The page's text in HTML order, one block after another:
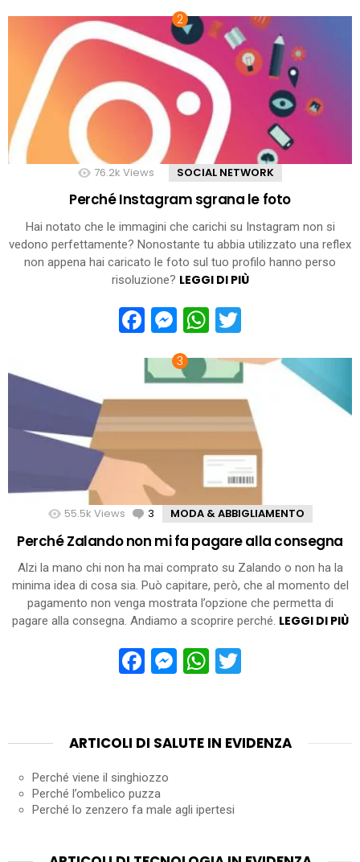
76.2k Views SOCIAL NETWORK
Perché Instagram sgrana le foto
Hai notato che le immagini che carichi su Instagram non si
vedono perfettamente? Nonostante tu abbia utilizzato una reflex
non appena hai caricato le foto sul tuo profilo hanno perso
risoluzione? LEGGI DI PIÙ
Facebook
Messenger
WhatsApp
55.5k Views 3 Comments
MODA & ABBIGLIAMENTO
Perché Zalando non mi fa pagare alla consegna
Alzi la mano chi non ha mai comprato su Zalando o non ha la
minima idea di cosa sia. Può capitare, però, che al momento del
pagamento non venga mostrata l’opzione che permetta di
pagare alla consegna. Andiamo a scoprire perché. LEGGI DI PIÙ
Facebook
Messenger
WhatsApp
ARTICOLI DI SALUTE IN EVIDENZA
Perché viene il singhiozzo
Perché l’ombelico puzza
Perché lo zenzero fa male agli ipertesi